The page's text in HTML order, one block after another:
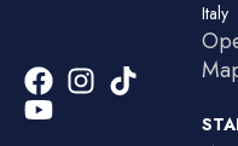
Italy